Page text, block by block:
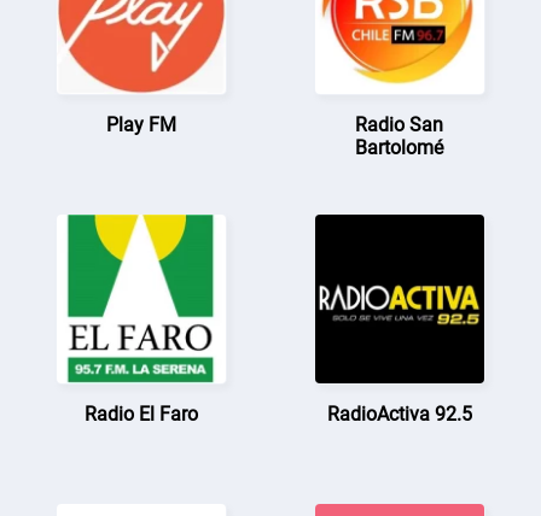
Play FM
Radio San
Bartolomé
Radio El Faro RadioActiva 92.5